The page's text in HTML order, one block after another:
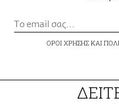
ΟΡΟΙ ΧΡΗΣΗΣΚΑΙ